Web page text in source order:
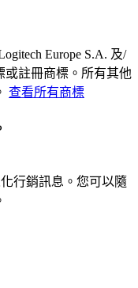
Europe S.A. 及/
或註冊商標。所有其他
查看所有商標
行銷訊息。您可以隨